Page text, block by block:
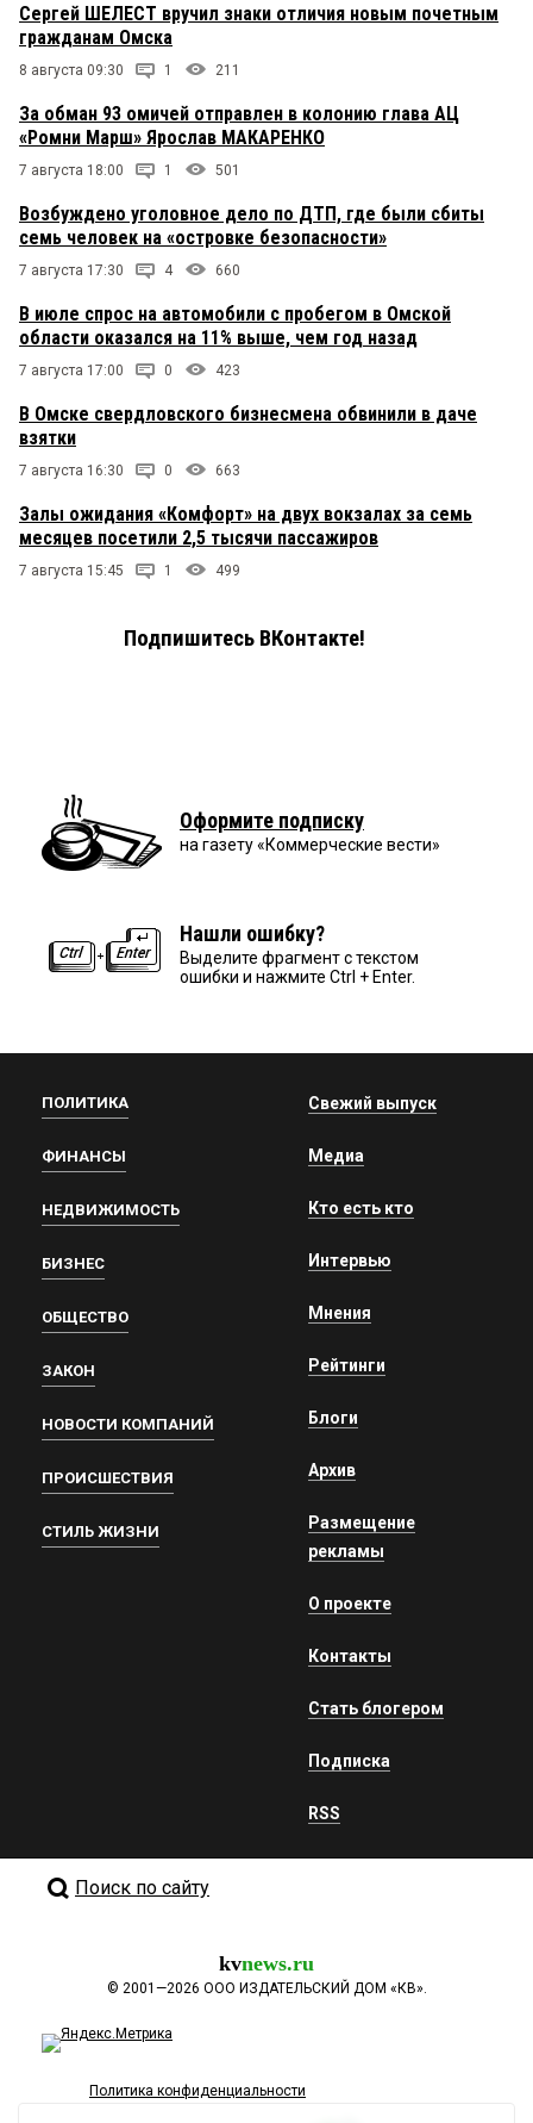
Сергей ШЕЛЕСТ вручил знаки отличия новым почетным
гражданам Омска
8 августа 09:30 1 211
За обман 93 омичей отправлен в колонию глава АЦ
«Ромни Марш» Ярослав МАКАРЕНКО
7 августа 18:00 1 501
Возбуждено уголовное дело по ДТП, где были сбиты
семь человек на «островке безопасности»
7 августа 17:30 4 660
В июле спрос на автомобили с пробегом в Омской
области оказался на 11% выше, чем год назад
7 августа 17:00 0 423
В Омске свердловского бизнесмена обвинили в даче
взятки
7 августа 16:30 0 663
Залы ожидания «Комфорт» на двух вокзалах за семь
месяцев посетили 2,5 тысячи пассажиров
7 августа 15:45 1 499
Подпишитесь ВКонтакте!
Оформите подписку
на газету «Коммерческие вести»
Нашли ошибку?
Выделите фрагмент с текстом
ошибки и нажмите Ctrl + Enter.
ПОЛИТИКА
ФИНАНСЫ
НЕДВИЖИМОСТЬ
БИЗНЕС
ОБЩЕСТВО
ЗАКОН
НОВОСТИ КОМПАНИЙ
ПРОИСШЕСТВИЯ
СТИЛЬ ЖИЗНИ
Свежий выпуск
Медиа
Кто есть кто
Интервью
Мнения
Рейтинги
Блоги
Архив
Размещение
рекламы
О проекте
Контакты
Стать блогером
Подписка
RSS
Поиск по сайту
kvnews.ru
© 2001—2026 ООО ИЗДАТЕЛЬСКИЙ ДОМ «КВ».
Политика конфиденциальности